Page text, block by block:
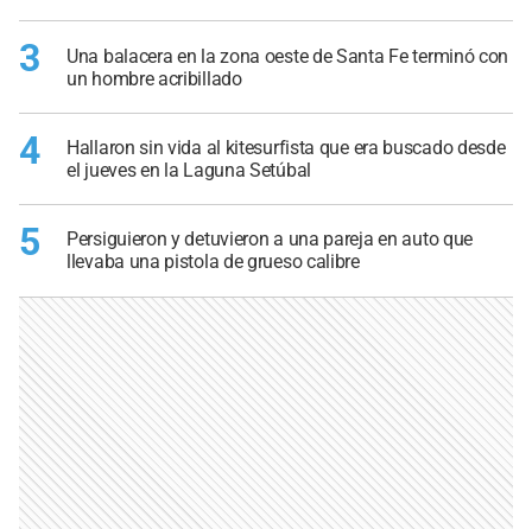
3
Una balacera en la zona oeste de Santa Fe terminó con
un hombre acribillado
4
Hallaron sin vida al kitesurfista que era buscado desde
el jueves en la Laguna Setúbal
5
Persiguieron y detuvieron a una pareja en auto que
llevaba una pistola de grueso calibre